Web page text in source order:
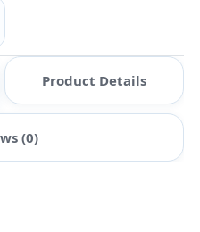
Product Details
(0)